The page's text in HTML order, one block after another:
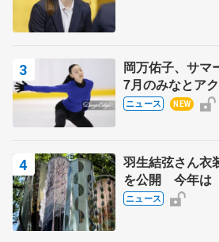
岡万佑子、サマ
7月のみなとア
で
ニュース NEW
羽生結弦さん衣
を公開 今年は
の瑞鳳殿
ニュース